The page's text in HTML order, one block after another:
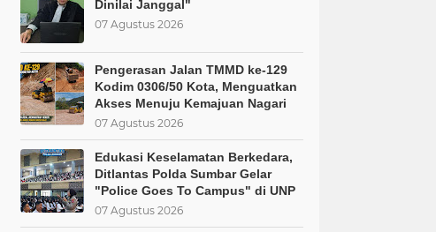
Dinilai Janggal"
07 Agustus 2026
Pengerasan Jalan TMMD ke-129
Kodim 0306/50 Kota, Menguatkan
Akses Menuju Kemajuan Nagari
07 Agustus 2026
Edukasi Keselamatan Berkedara,
Ditlantas Polda Sumbar Gelar
"Police Goes To Campus" di UNP
07 Agustus 2026